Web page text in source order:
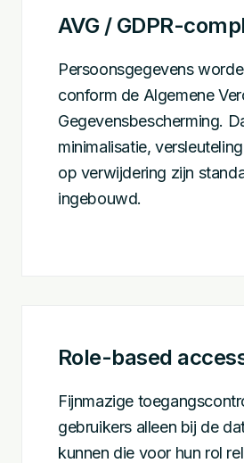
AVG / GDPR-
Persoonsgegevens
conform de Algemene
Gegevensbescherming.
minimalisatie,
op verwijdering zijn
ingebouwd.
Role-based
Fijnmazige
gebruikers alleen bij de
kunnen die voor hun rol